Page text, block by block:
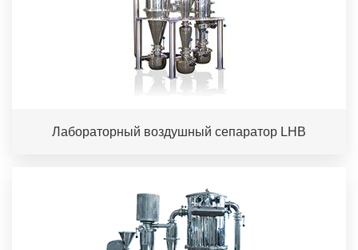
Лабораторный воздушный сепаратор LHB